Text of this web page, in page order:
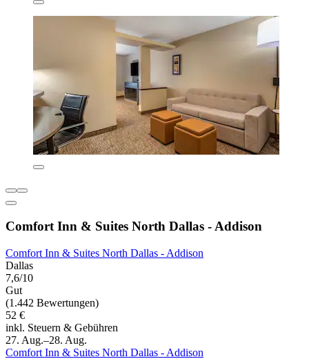
Comfort Inn & Suites North Dallas - Addison
Comfort Inn & Suites North Dallas - Addison
Dallas
7,6/10
Gut
(1.442 Bewertungen)
52 €
inkl. Steuern & Gebühren
27. Aug.–28. Aug.
Comfort Inn & Suites North Dallas - Addison